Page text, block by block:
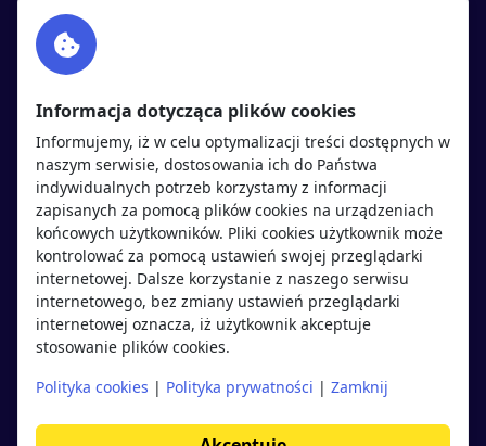
Facebook
Twitter
Polityka cookies
Polityka prywatności
Kandydaci
Regulamin kandydata
Oferty pracy
Pracodawcy
Opinie o pracodawcach
Blog
Pracodawcy
Regulamin pracodawcy
Dodaj ogłoszenie
Informacja dotycząca plików cookies
Informujemy, iż w celu optymalizacji treści dostępnych w
naszym serwisie, dostosowania ich do Państwa
indywidualnych potrzeb korzystamy z informacji
zapisanych za pomocą plików cookies na urządzeniach
końcowych użytkowników. Pliki cookies użytkownik może
kontrolować za pomocą ustawień swojej przeglądarki
internetowej. Dalsze korzystanie z naszego serwisu
internetowego, bez zmiany ustawień przeglądarki
internetowej oznacza, iż użytkownik akceptuje
stosowanie plików cookies.
Polityka cookies | Polityka prywatności | Zamknij